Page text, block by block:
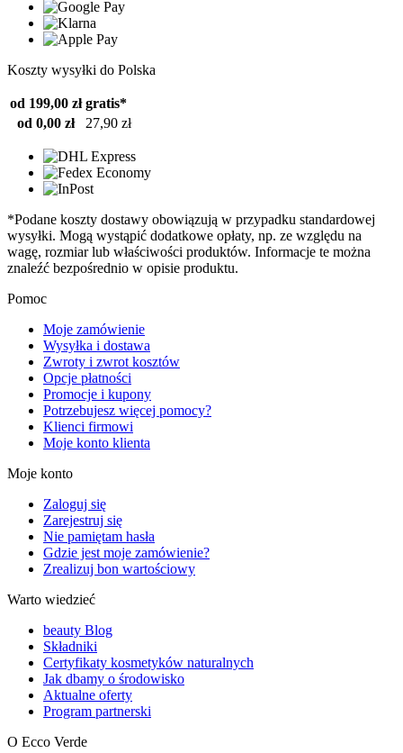
Koszty wysyłki do Polska
od 199,00 zł gratis*
od 0,00 zł
27,90 zł
*Podane koszty dostawy obowiązują w przypadku standardowej
wysyłki. Mogą wystąpić dodatkowe opłaty, np. ze względu na
wagę, rozmiar lub właściwości produktów. Informacje te można
znaleźć bezpośrednio w opisie produktu.
Pomoc
Moje zamówienie
Wysyłka i dostawa
Zwroty i zwrot kosztów
Opcje płatności
Promocje i kupony
Potrzebujesz więcej pomocy?
Klienci firmowi
Moje konto klienta
Moje konto
Zaloguj się
Zarejestruj się
Nie pamiętam hasła
Gdzie jest moje zamówienie?
Zrealizuj bon wartościowy
Warto wiedzieć
beauty Blog
Składniki
Certyfikaty kosmetyków naturalnych
Jak dbamy o środowisko
Aktualne oferty
Program partnerski
O Ecco Verde